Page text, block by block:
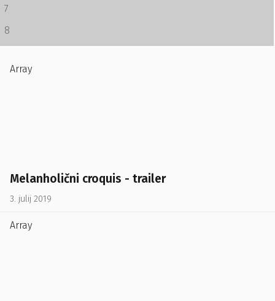
7
8
Array
Melanholični croquis - trailer
3. julij 2019
Array